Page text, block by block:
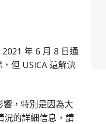
年 6 月 8 日通
但 USICA 還解決
，特別是因為大
況的詳細信息，請